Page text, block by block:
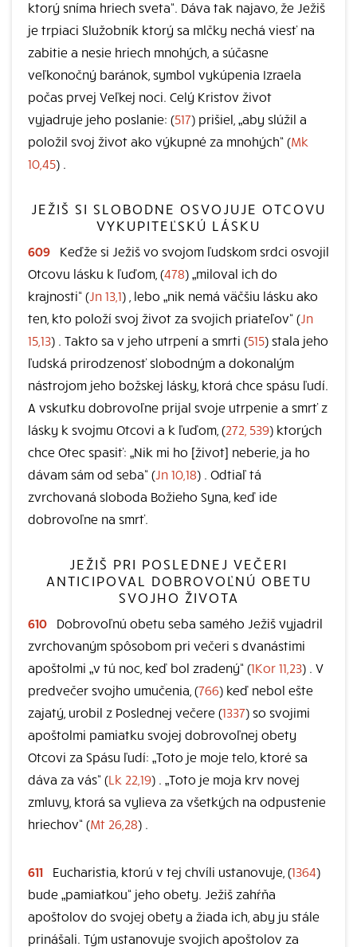
ktorý sníma hriech sveta“. Dáva tak najavo, že Ježiš
je trpiaci Služobník ktorý sa mlčky nechá viesť na
zabitie a nesie hriech mnohých, a súčasne
veľkonočný baránok, symbol vykúpenia Izraela
počas prvej Veľkej noci. Celý Kristov život
vyjadruje jeho poslanie: (517) prišiel, „aby slúžil a
položil svoj život ako výkupné za mnohých“ (Mk
10,45) .
JEŽIŠ SI SLOBODNE OSVOJUJE OTCOVU
VYKUPITEĽSKÚ LÁSKU
609
Keďže si Ježiš vo svojom ľudskom srdci osvojil
Otcovu lásku k ľuďom, (478) „miloval ich do
krajnosti“ ( Jn 13,1) , lebo „nik nemá väčšiu lásku ako
ten, kto položí svoj život za svojich priateľov“ ( Jn
15,13) . Takto sa v jeho utrpení a smrti (515) stala jeho
ľudská prirodzenosť slobodným a dokonalým
nástrojom jeho božskej lásky, ktorá chce spásu ľudí.
A vskutku dobrovoľne prijal svoje utrpenie a smrť z
lásky k svojmu Otcovi a k ľuďom, (272, 539) ktorých
chce Otec spasiť: „Nik mi ho [život] neberie, ja ho
dávam sám od seba“ ( Jn 10,18) . Odtiaľ tá
zvrchovaná sloboda Božieho Syna, keď ide
dobrovoľne na smrť.
JEŽIŠ PRI POSLEDNEJ VEČERI
ANTICIPOVAL DOBROVOĽNÚ OBETU
SVOJHO ŽIVOTA
610
Dobrovoľnú obetu seba samého Ježiš vyjadril
zvrchovaným spôsobom pri večeri s dvanástimi
apoštolmi „v tú noc, keď bol zradený“ (1Kor 11,23) . V
predvečer svojho umučenia, (766) keď nebol ešte
zajatý, urobil z Poslednej večere (1337) so svojimi
apoštolmi pamiatku svojej dobrovoľnej obety
Otcovi za Spásu ľudí: „Toto je moje telo, ktoré sa
dáva za vás“ (Lk 22,19) . „Toto je moja krv novej
zmluvy, ktorá sa vylieva za všetkých na odpustenie
hriechov“ (Mt 26,28) .
611 Eucharistia, ktorú v tej chvíli ustanovuje, (1364)
bude „pamiatkou“ jeho obety. Ježiš zahŕňa
apoštolov do svojej obety a žiada ich, aby ju stále
prinášali. Tým ustanovuje svojich apoštolov za